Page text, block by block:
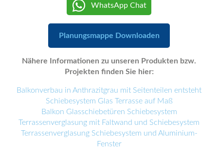
WhatsApp Chat
Planungsmappe Downloaden
Nähere Informationen zu unseren Produkten bzw.
Projekten finden Sie hier:
Balkonverbau in Anthrazitgrau mit Seitenteilen entsteht
Schiebesystem Glas Terrasse auf Maß
Balkon Glasschiebetüren Schiebesystem
Terrassenverglasung mit Faltwand und Schiebesystem
Terrassenverglasung Schiebesystem und Aluminium-
Fenster